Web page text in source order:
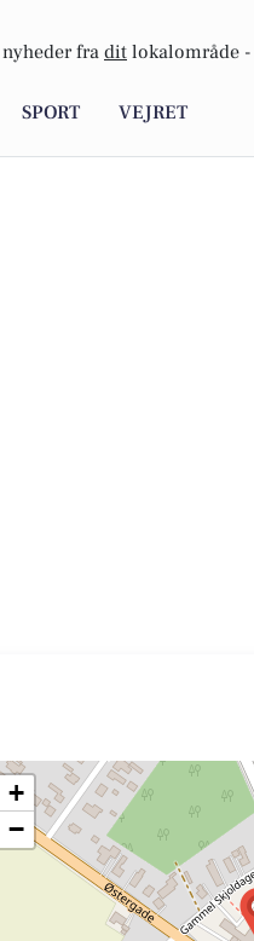
fra dit lokalområde -
SPORT VEJRET
+
−